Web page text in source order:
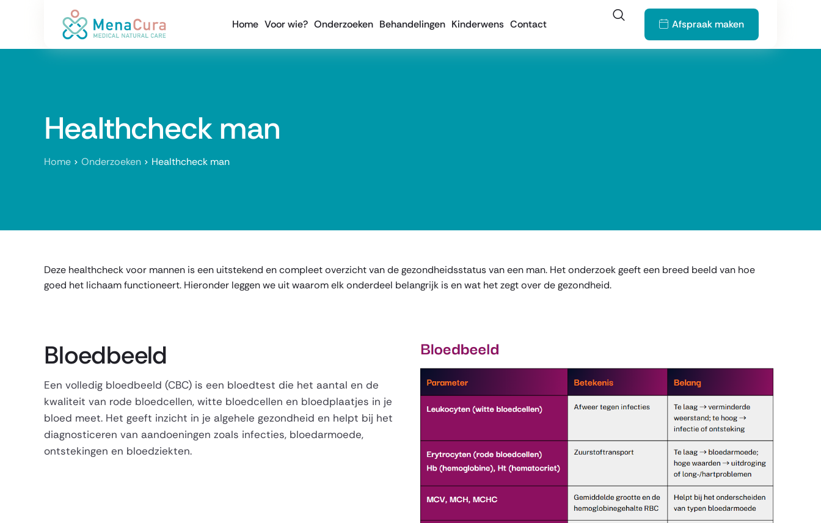
Home Voor wie? Onderzoeken Behandelingen Kinderwens Contact Afspraak maken
Healthcheck man
Home Onderzoeken Healthcheck man
Deze healthcheck voor mannen is een uitstekend en compleet overzicht van de gezondheidsstatus van een man. Het onderzoek geeft een breed beeld van hoe
goed het lichaam functioneert. Hieronder leggen we uit waarom elk onderdeel belangrijk is en wat het zegt over de gezondheid.
Bloedbeeld
Een volledig bloedbeeld (CBC) is een bloedtest die het aantal en de
kwaliteit van rode bloedcellen, witte bloedcellen en bloedplaatjes in je
bloed meet. Het geeft inzicht in je algehele gezondheid en helpt bij het
diagnosticeren van aandoeningen zoals infecties, bloedarmoede,
ontstekingen en bloedziekten.